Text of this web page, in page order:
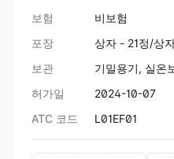
보험
비보험
포장
상자 - 21정/상
보관
기밀용기, 실
허가일
2024-10-07
ATC 코드
L01EF01